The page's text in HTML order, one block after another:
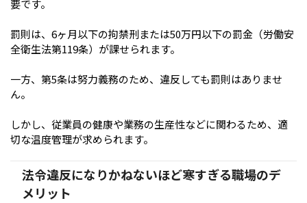
要です。
罰則は、6ヶ月以下の拘禁刑または50万円以下の罰金（労働安
全衛生法第119条）が課せられます。
一方、第5条は努力義務のため、違反しても罰則はありませ
ん。
しかし、従業員の健康や業務の生産性などに関わるため、適
切な温度管理が求められます。
法令違反になりかねないほど寒すぎる職場のデ
メリット